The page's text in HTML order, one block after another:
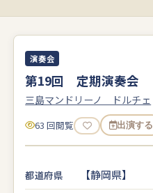
演奏会
第19回 定期演奏会
三島マンドリーノ ドルチェ
63 回閲覧 出演する
都道府県 【静岡県】